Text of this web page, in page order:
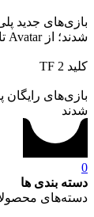
شدند؛ از Avatar تا Rise of the Ronin
کلید TF 2
شدند
0
دسته بندی ها
دسته‌های